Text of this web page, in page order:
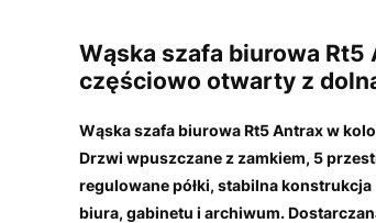
Wąska szafa biurowa Rt5
częściowo otwarty z
Wąska szafa biurowa Rt5 Antrax w
Drzwi wpuszczane z zamkiem, 5
regulowane półki, stabilna konstrukcja
biura, gabinetu i archiwum.